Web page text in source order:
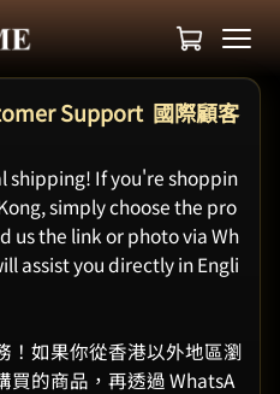
Support 國際顧客
shipping! If you're shoppin
simply choose the pro
us the link or photo via Wh
assist you directly in Engli
！如果你從香港以外地區瀏
買的商品，再透過 WhatsA